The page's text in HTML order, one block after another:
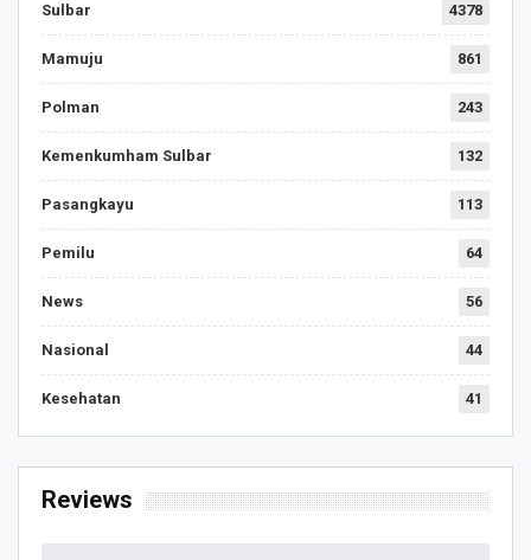
Sulbar 4378
Mamuju 861
Polman 243
Kemenkumham Sulbar 132
Pasangkayu 113
Pemilu 64
News 56
Nasional 44
Kesehatan 41
Reviews